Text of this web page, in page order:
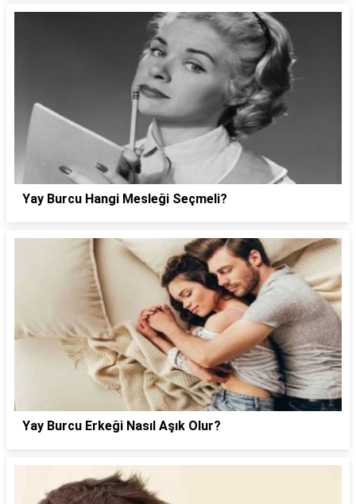
Yay Burcu Hangi Mesleği Seçmeli?
Yay Burcu Erkeği Nasıl Aşık Olur?